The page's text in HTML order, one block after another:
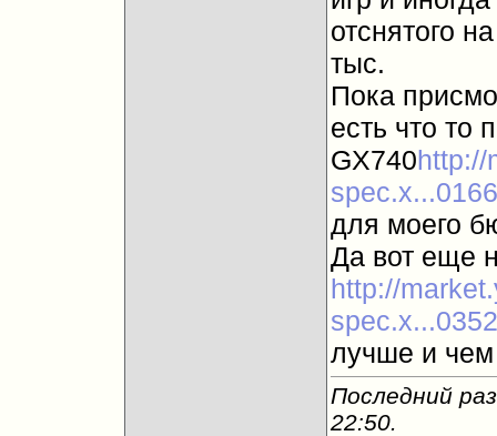
отснятого
тыс.
Пока
есть что то
GX740http://
для моего
Да вот еще
http://
лучше и чем
Последний
22:50.